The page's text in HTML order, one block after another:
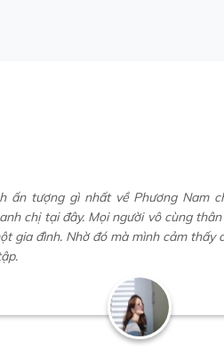
ấn tượng gì nhất về Phương Nam
chị tại đây. Mọi người vô cùng
gia đình. Nhờ đó mà mình cảm thấy